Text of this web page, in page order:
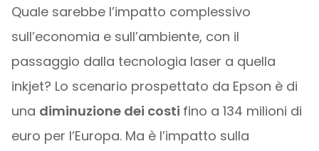
Quale sarebbe l’impatto complessivo
sull’economia e sull’ambiente, con il
passaggio dalla tecnologia laser a quella
inkjet? Lo scenario prospettato da Epson è di
una diminuzione dei costi fino a 134 milioni di
euro per l’Europa. Ma è l’impatto sulla